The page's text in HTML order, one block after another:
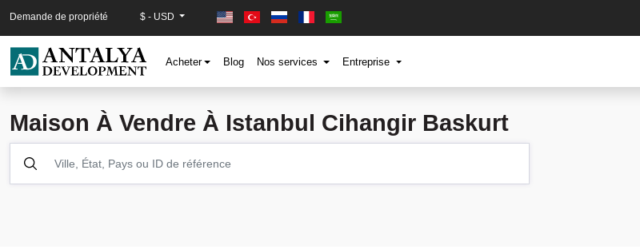
Demande de propriété $ - USD
Acheter Blog Nos services Entreprise
Maison À Vendre À Istanbul Cihangir Baskurt